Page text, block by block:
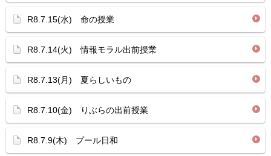
R8.7.15(水) 命の授業
R8.7.14(火) 情報モラル出前授業
R8.7.13(月) 夏らしいもの
R8.7.10(金) りぶらの出前授業
R8.7.9(木) プール日和